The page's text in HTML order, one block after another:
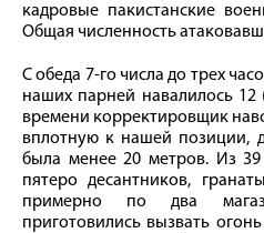
кадровые пакистанские
Общая численность
С обеда 7-го числа до трех
наших парней навалилось 12
времени корректировщик
вплотную к нашей позиции,
была менее 20 метров. Из
пятеро десантников,
примерно по два
приготовились вызвать